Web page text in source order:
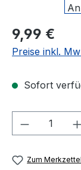
Regulärer Preis:
9,99 €
Preise inkl.
Sofort
Produkt
Zum